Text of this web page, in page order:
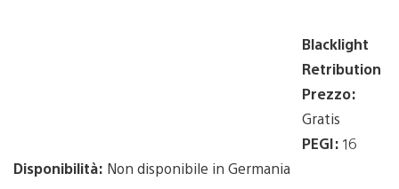
Blacklight
Retribution
Prezzo:
Gratis
PEGI: 16
Disponibilità: Non disponibile in Germania